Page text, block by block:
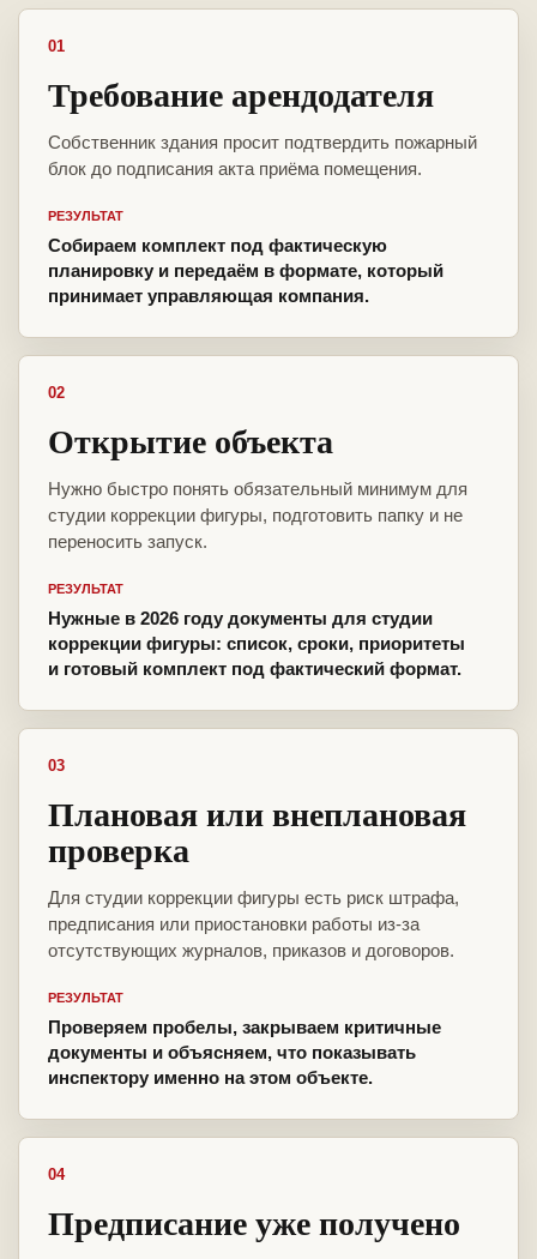
01
Требование арендодателя
Собственник здания просит подтвердить пожарный
блок до подписания акта приёма помещения.
РЕЗУЛЬТАТ
Собираем комплект под фактическую
планировку и передаём в формате, который
принимает управляющая компания.
02
Открытие объекта
Нужно быстро понять обязательный минимум для
студии коррекции фигуры, подготовить папку и не
переносить запуск.
РЕЗУЛЬТАТ
Нужные в 2026 году документы для студии
коррекции фигуры: список, сроки, приоритеты
и готовый комплект под фактический формат.
03
Плановая или внеплановая
проверка
Для студии коррекции фигуры есть риск штрафа,
предписания или приостановки работы из-за
отсутствующих журналов, приказов и договоров.
РЕЗУЛЬТАТ
Проверяем пробелы, закрываем критичные
документы и объясняем, что показывать
инспектору именно на этом объекте.
04
Предписание уже получено